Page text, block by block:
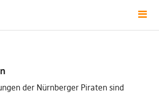
der Nürnberger Piraten sind